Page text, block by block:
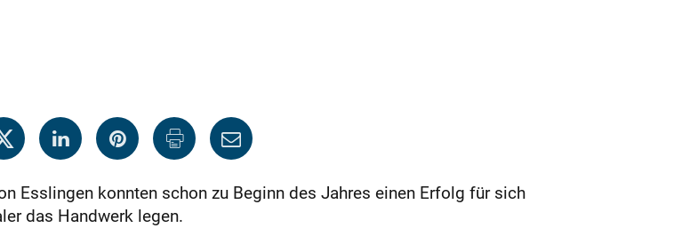
Esslingen konnten schon zu Beginn des Jahres einen Erfolg für sich
das Handwerk legen.